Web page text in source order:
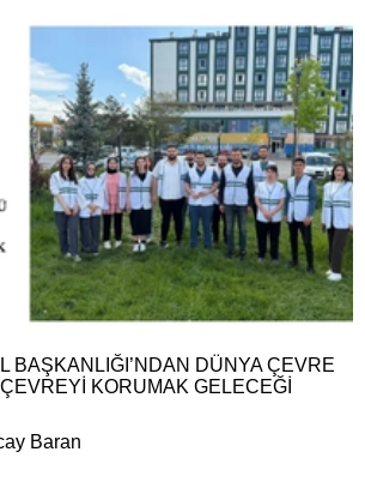
BAŞKANLIĞI’NDAN DÜNYA ÇEVRE
KORUMAK GELECEĞİ
Baran